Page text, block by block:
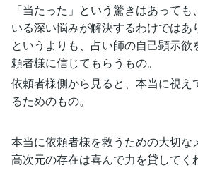
「当たった」という驚きはあって
いる深い悩みが解決するわけではあ
というよりも、占い師の自己顕示欲
頼者様に信じてもらうもの。
依頼者様側から見ると、本当に視え
るためのもの。
本当に依頼者様を救うための大切な
高次元の存在は喜んで力を貸してく